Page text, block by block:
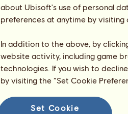
about Ubisoft's use of personal
preferences at anytime by
In addition to the above, by
website activity, including game
technologies. If you wish to
by visiting the “Set Cookie
Set Cookie